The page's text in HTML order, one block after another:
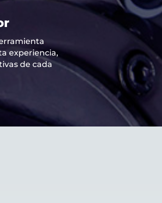
experiencia,
de cada